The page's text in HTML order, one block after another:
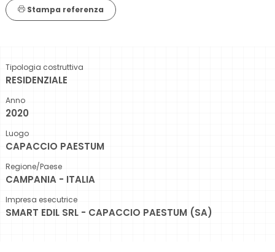
Stampa referenza
Tipologia costruttiva
RESIDENZIALE
Anno
2020
Luogo
CAPACCIO PAESTUM
Regione/Paese
CAMPANIA - ITALIA
Impresa esecutrice
SMART EDIL SRL - CAPACCIO PAESTUM (SA)